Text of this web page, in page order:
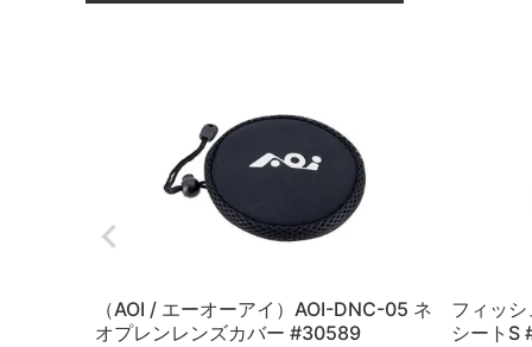
（AOI / エーオーアイ）AOI-DNC-05 ネ
オプレンレンズカバー #30589
フィッ
シートS